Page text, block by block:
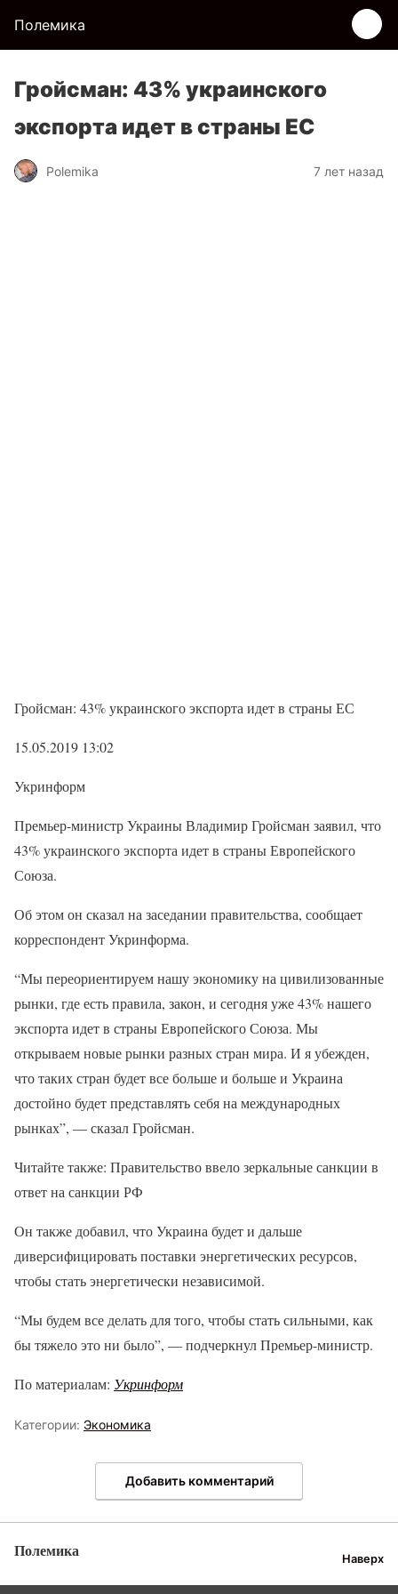
Полемика
Гройсман: 43% украинского
экспорта идет в страны ЕС
Polemika 7 лет назад
Гройсман: 43% украинского экспорта идет в страны ЕС
15.05.2019 13:02
Укринформ
Премьер-министр Украины Владимир Гройсман заявил, что
43% украинского экспорта идет в страны Европейского
Союза.
Об этом он сказал на заседании правительства, сообщает
корреспондент Укринформа.
“Мы переориентируем нашу экономику на цивилизованные
рынки, где есть правила, закон, и сегодня уже 43% нашего
экспорта идет в страны Европейского Союза. Мы
открываем новые рынки разных стран мира. И я убежден,
что таких стран будет все больше и больше и Украина
достойно будет представлять себя на международных
рынках”, — сказал Гройсман.
Читайте также: Правительство ввело зеркальные санкции в
ответ на санкции РФ
Он также добавил, что Украина будет и дальше
диверсифицировать поставки энергетических ресурсов,
чтобы стать энергетически независимой.
“Мы будем все делать для того, чтобы стать сильными, как
бы тяжело это ни было”, — подчеркнул Премьер-министр.
По материалам: Укринформ
Категории: Экономика
Добавить комментарий
Полемика Наверх